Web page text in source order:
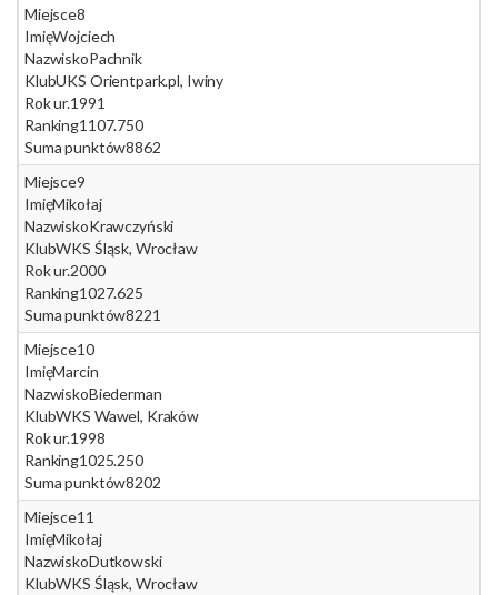
Miejsce8
ImięWojciech
NazwiskoPachnik
KlubUKS Orientpark.pl, Iwiny
Rok ur.1991
Ranking1107.750
Suma punktów8862
Miejsce9
ImięMikołaj
NazwiskoKrawczyński
KlubWKS Śląsk, Wrocław
Rok ur.2000
Ranking1027.625
Suma punktów8221
Miejsce10
ImięMarcin
NazwiskoBiederman
KlubWKS Wawel, Kraków
Rok ur.1998
Ranking1025.250
Suma punktów8202
Miejsce11
ImięMikołaj
NazwiskoDutkowski
KlubWKS Śląsk, Wrocław